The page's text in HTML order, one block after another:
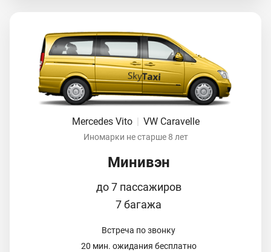
Mercedes Vito VW Caravelle
Иномарки не старше 8 лет
Минивэн
до 7 пассажиров
7 багажа
Встреча по звонку
20 мин. ожидания бесплатно